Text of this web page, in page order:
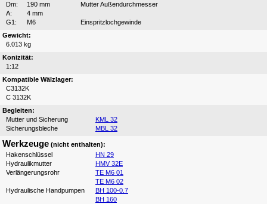
Dm:
190 mm
Mutter Außendurchmesser
A:
4 mm
G1:
M6
Einspritzlochgewinde
Gewicht:
6.013 kg
Konizität:
1:12
Kompatible Wälzlager:
C3132K
C 3132K
Begleiten:
Mutter und Sicherung
KML 32
Sicherungsbleche
MBL 32
Werkzeuge (nicht enthalten):
Hakenschlüssel
HN 29
Hydraulikmutter
HMV 32E
Verlängerungsrohr
TE M6 01
TE M6 02
Hydraulische Handpumpen
BH 100-0.7
BH 160